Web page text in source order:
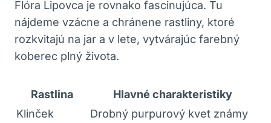
Flóra Lipovca je rovnako fascinujúca. Tu
nájdeme vzácne a chránene rastliny, ktoré
rozkvitajú na jar a v lete, vytvárajúc farebný
koberec plný života.
Rastlina
Hlavné charakteristiky
Klinček
Drobný purpurový kvet známy